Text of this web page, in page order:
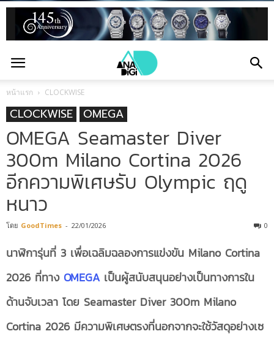
หน้าแรก CLOCKWISE
CLOCKWISE OMEGA
OMEGA Seamaster Diver
300m Milano Cortina 2026
อีกความพิเศษรับ Olympic ฤดู
หนาว
โดย GoodTimes - 22/01/2026 0
นาฬิการุ่นที่ 3 เพื่อเฉลิมฉลองการแข่งขัน Milano Cortina
2026 ที่ทาง OMEGAเป็นผู้สนับสนุนอย่างเป็นทางการใน
ด้านจับเวลา โดย Seamaster Diver 300m Milano
Cortina 2026 มีความพิเศษตรงที่นอกจากจะใช้วัสดุอย่างเซ